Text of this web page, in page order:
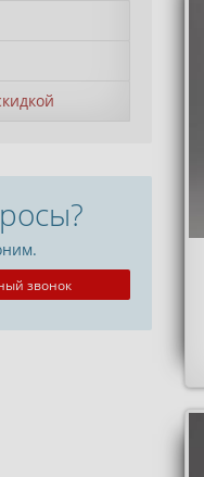
звонок